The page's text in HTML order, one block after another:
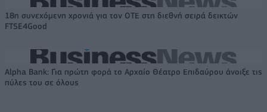
18η συνεχόμενη χρονιά για τον ΟΤΕ στη διεθνή σειρά δεικτών
FTSE4Good
Alpha Bank: Για πρώτη φορά το Αρχαίο Θέατρο Επιδαύρου άνοιξε τις
πύλες του σε όλους